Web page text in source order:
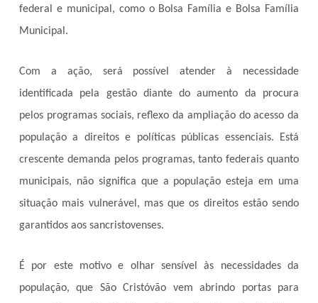
federal e municipal, como o Bolsa Família e Bolsa Família
Municipal.
Com a ação, será possível atender à necessidade
identificada pela gestão diante do aumento da procura
pelos programas sociais, reflexo da ampliação do acesso da
população a direitos e políticas públicas essenciais. Está
crescente demanda pelos programas, tanto federais quanto
municipais, não significa que a população esteja em uma
situação mais vulnerável, mas que os direitos estão sendo
garantidos aos sancristovenses.
É por este motivo e olhar sensível às necessidades da
população, que São Cristóvão vem abrindo portas para